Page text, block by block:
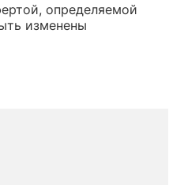
определяемой
изменены